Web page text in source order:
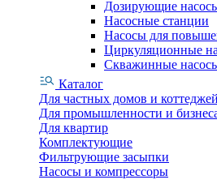
Дозирующие
Насосные станции
Насосы для
Циркуляционные
Скважинные
Каталог
Для частных домов и коттеджей
Для промышленности и
Для квартир
Комплектующие
Фильтрующие засыпки
Насосы и компрессоры